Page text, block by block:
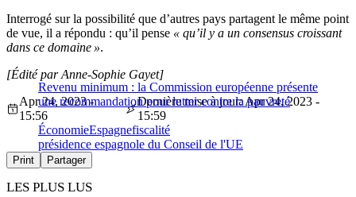
Interrogé sur la possibilité que d’autres pays partagent le même point
de vue, il a répondu : qu’il pense « qu’il y a un consensus croissant
dans ce domaine ».
Revenu minimum : la Commission européenne présente
une recommandation pour lutter contre la pauvreté
[Édité par Anne-Sophie Gayet]
Apr 24, 2023 -
15:56
Dernière mise à jour: Apr 24, 2023 -
15:59
ÉconomieEspagnefiscalité
présidence espagnole du Conseil de l'UE
Print Partager
LES PLUS LUS